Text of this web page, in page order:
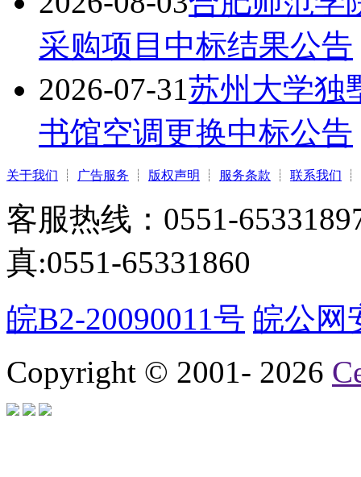
采购项目中标结果公告
2026-07-31苏州大学独
书馆空调更换中标公告
客服热线：0551-
真:0551-65331860
皖B2-20090011号 皖公网
Copyright © 2001-